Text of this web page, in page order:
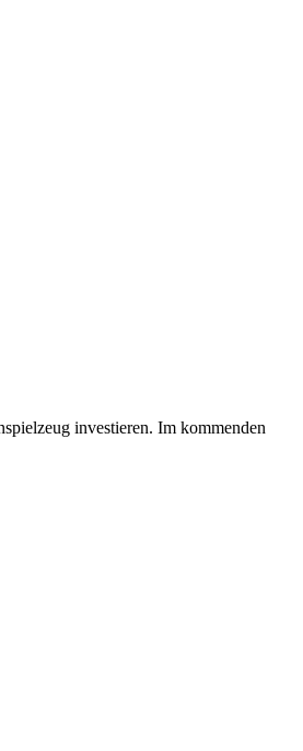
investieren. Im kommenden